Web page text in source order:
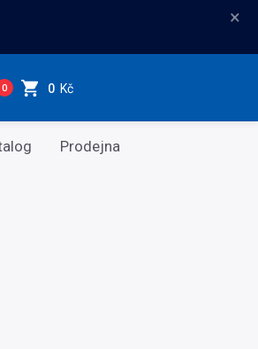
×
0 0 Kč
Prodejna